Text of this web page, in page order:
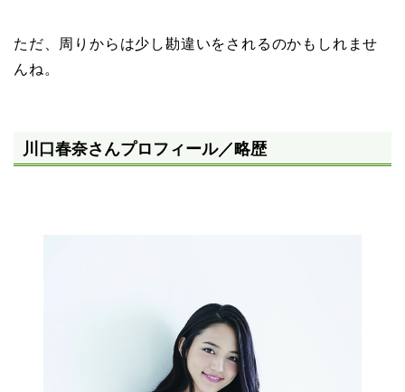
ただ、周りからは少し勘違いをされるのかもしれませ
んね。
川口春奈さんプロフィール／略歴